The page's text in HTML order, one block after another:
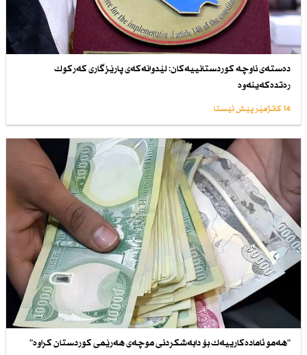
دەستەی ناوچە كوردستانییەكان: لێدوانەكەی پارێزگاری كەركوك
رەتدەكەینەوە
14 کاتژمێر پێش ئێستا
"هەمو ئامادەكارییەك بۆ دابەشكردنی موچەی هەرێمی كوردستان كراوە"